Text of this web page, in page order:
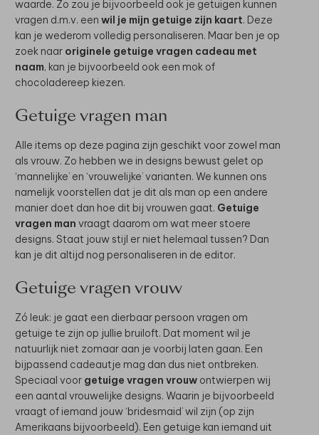
waarde. Zo zou je bijvoorbeeld ook je getuigen kunnen
vragen d.m.v. een wil je mijn getuige zijn kaart. Deze
kan je wederom volledig personaliseren. Maar ben je op
zoek naar originele getuige vragen cadeau met
naam, kan je bijvoorbeeld ook een mok of
chocoladereep kiezen.
Getuige vragen man
Alle items op deze pagina zijn geschikt voor zowel man
als vrouw. Zo hebben we in designs bewust gelet op
‘mannelijke’ en ‘vrouwelijke’ varianten. We kunnen ons
namelijk voorstellen dat je dit als man op een andere
manier doet dan hoe dit bij vrouwen gaat. Getuige
vragen man vraagt daarom om wat meer stoere
designs. Staat jouw stijl er niet helemaal tussen? Dan
kan je dit altijd nog personaliseren in de editor.
Getuige vragen vrouw
Zó leuk: je gaat een dierbaar persoon vragen om
getuige te zijn op jullie bruiloft. Dat moment wil je
natuurlijk niet zomaar aan je voorbij laten gaan. Een
bijpassend cadeautje mag dan dus niet ontbreken.
Speciaal voor getuige vragen vrouw ontwierpen wij
een aantal vrouwelijke designs. Waarin je bijvoorbeeld
vraagt of iemand jouw ‘bridesmaid’ wil zijn (op zijn
Amerikaans bijvoorbeeld). Een getuige kan iemand uit